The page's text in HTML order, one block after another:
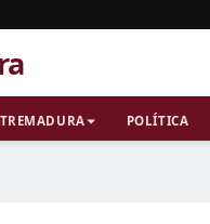
POLÍTICA